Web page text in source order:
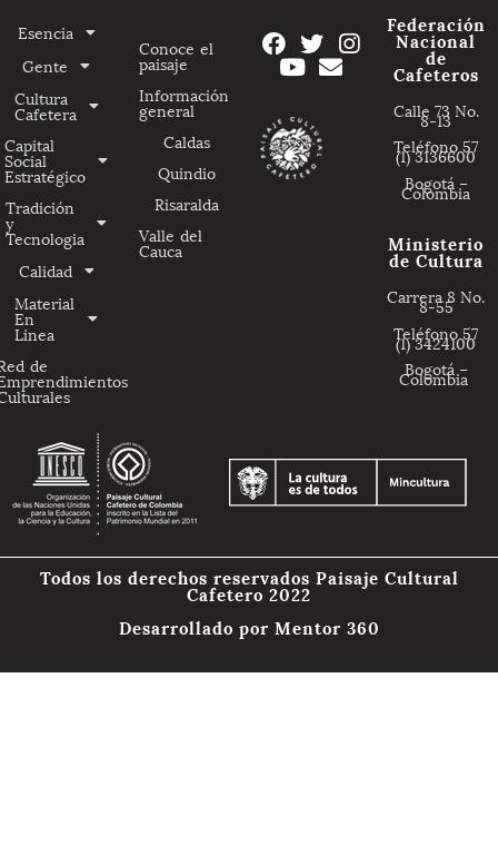
Esencia
Gente
Cultura
Cafetera
Capital
Social
Estratégico
Tradición
y
Tecnologia
Calidad
Material
En
Linea
de
Conoce el
paisaje
Información
general
Caldas
Quindio
Risaralda
Valle del
Cauca
Federación
Nacional
de
Cafeteros
Calle 73 No.
8-13
Teléfono 57
(1) 3136600
Bogotá –
Colombia
Ministerio
de Cultura
Carrera 8 No.
8-55
Teléfono 57
(1) 3424100
Bogotá –
Colombia
Todos los derechos reservados Paisaje Cultural
Cafetero 2022
Desarrollado por Mentor 360